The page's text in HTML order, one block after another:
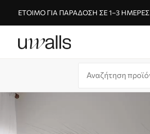
ΈΤΟΙΜΟ ΓΙΑ ΠΑΡΆΔΟΣΗ ΣΕ 1–3 ΗΜΈΡΕΣ